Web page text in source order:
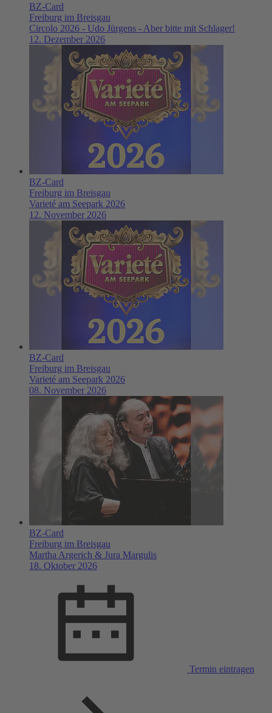
BZ-Card
Freiburg im Breisgau
Circolo 2026 - Udo Jürgens - Aber bitte mit Schlager!
12. Dezember 2026
BZ-Card
Freiburg im Breisgau
Varieté am Seepark 2026
12. November 2026
BZ-Card
Freiburg im Breisgau
Varieté am Seepark 2026
08. November 2026
BZ-Card
Freiburg im Breisgau
Martha Argerich & Jura Margulis
18. Oktober 2026
Termin eintragen